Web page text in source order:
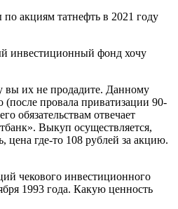
акциям татнефть в 2021 году
инвестиционный фонд хочу
их не продадите. Данному
(после провала приватизации 90-
обязательствам отвечает
Выкуп осуществляется,
цена где-то 108 рублей за акцию.
чекового инвестиционного
1993 года. Какую ценность